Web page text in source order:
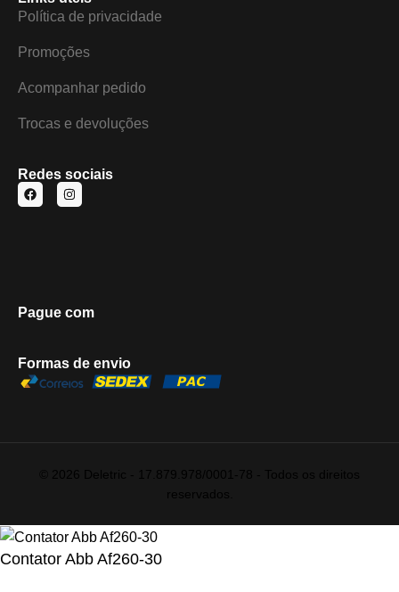
Política de privacidade
Promoções
Acompanhar pedido
Trocas e devoluções
Redes sociais
Pague com
Formas de envio
Contator Abb Af260-30